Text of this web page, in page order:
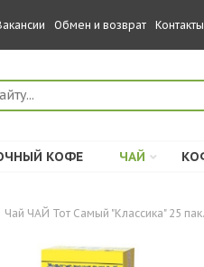
Обмен и возврат Контакты
КОФЕ ЧАЙ
Чай ЧАЙ Тот Самый "Классика" 25